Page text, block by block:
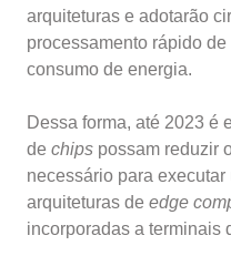
arquiteturas e adotarão
processamento rápido
consumo de energia.
Dessa forma, até 2023 é
de chips possam reduzir
necessário para
arquiteturas de edge
incorporadas a terminais